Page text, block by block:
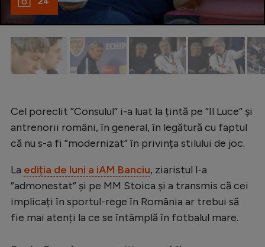
Formula 1
Gimnastică
Auto
Rugby
Alte sporturi
JO 2024
Cel poreclit ”Consulul” i-a luat la țintă pe ”Il Luce” și
antrenorii români, în general, în legătură cu faptul
că nu s-a fi ”modernizat” în privința stilului de joc.
La ediția de luni a iAM Banciu, ziaristul l-a
”admonestat” și pe MM Stoica și a transmis că cei
implicați în sportul-rege în România ar trebui să
fie mai atenți la ce se întâmplă în fotbalul mare.